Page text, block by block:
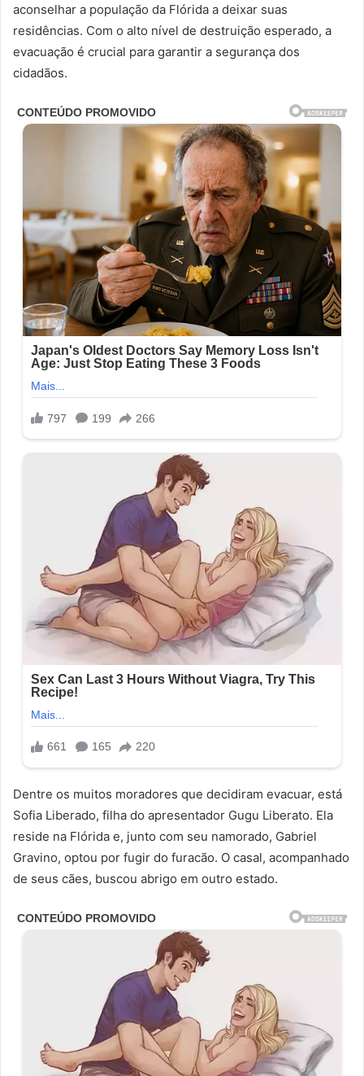
aconselhar a população da Flórida a deixar suas
residências. Com o alto nível de destruição esperado, a
evacuação é crucial para garantir a segurança dos
cidadãos.
Dentre os muitos moradores que decidiram evacuar, está
Sofia Liberado, filha do apresentador Gugu Liberato. Ela
reside na Flórida e, junto com seu namorado, Gabriel
Gravino, optou por fugir do furacão. O casal, acompanhado
de seus cães, buscou abrigo em outro estado.